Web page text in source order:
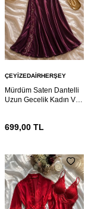
ÇEYIZEDAIRHERŞEY
Mürdüm Saten Dantelli
Uzun Gecelik Kadın V
699,00 TL